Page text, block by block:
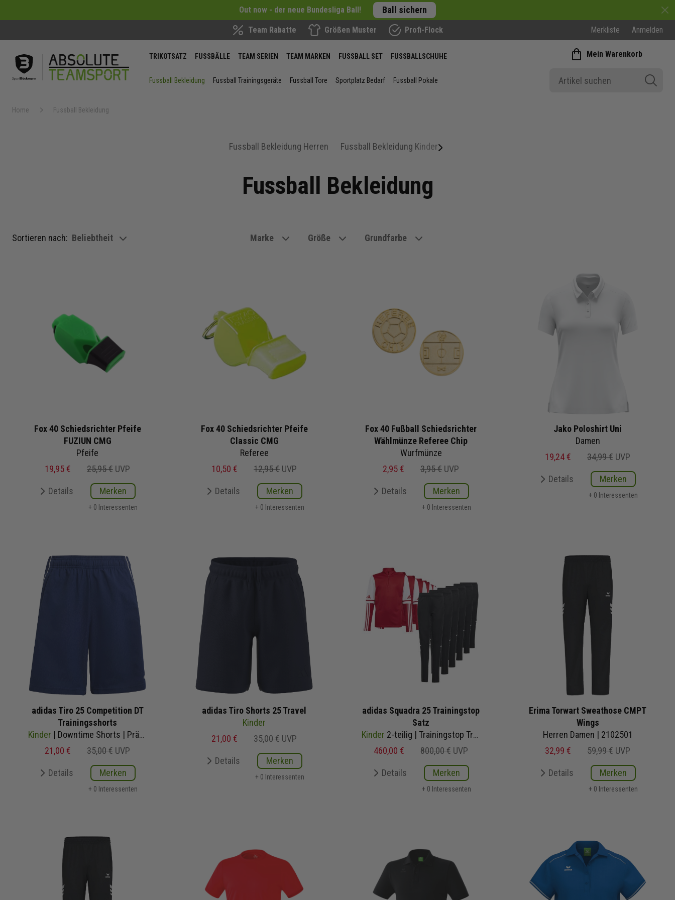
Out now - der neue Bundesliga Ball! Ball sichern
Team Rabatte Größen Muster Profi-Flock Merkliste Anmelden
TRIKOTSATZ FUSSBÄLLE TEAM SERIEN TEAM MARKEN FUSSBALL SET FUSSBALLSCHUHE
Fussball Bekleidung Fussball Trainingsgeräte Fussball Tore Sportplatz Bedarf Fussball Pokale
Mein Warenkorb
Home Fussball Bekleidung
Fussball Bekleidung Herren Fussball Bekleidung Kinder
Fussball Bekleidung
Sortieren nach: show filteroptions
Beliebtheit Marke Größe Grundfarbe
Fox 40 Schiedsrichter Pfeife
FUZIUN CMG
Pfeife
19,95 €
25,95 € UVP
Details Merken
+ 0 Interessenten
Fox 40 Schiedsrichter Pfeife
Classic CMG
Referee
10,50 €
12,95 € UVP
Details Merken
+ 0 Interessenten
Fox 40 Fußball Schiedsrichter
Wählmünze Referee Chip
Wurfmünze
2,95 €
3,95 € UVP
Details Merken
+ 0 Interessenten
Jako Poloshirt Uni
Damen
19,24 €
34,99 € UVP
Details Merken
+ 0 Interessenten
adidas Tiro 25 Competition DT
Trainingsshorts
Kinder | Downtime Shorts | Präsentationsshorts
21,00 €
35,00 € UVP
Details Merken
+ 0 Interessenten
adidas Tiro Shorts 25 Travel
Kinder
21,00 €
35,00 € UVP
Details Merken
+ 0 Interessenten
adidas Squadra 25 Trainingstop
Satz
Kinder 2-teilig | Trainingstop Trainingshose
460,00 €
800,00 € UVP
Details Merken
+ 0 Interessenten
Erima Torwart Sweathose CMPT
Wings
Herren Damen | 2102501
32,99 €
59,99 € UVP
Details Merken
+ 0 Interessenten